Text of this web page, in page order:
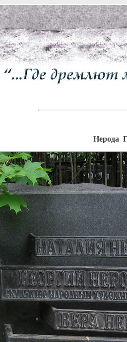
Нерода